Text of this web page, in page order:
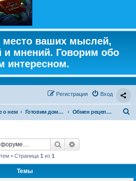
ваших мыслей,
мнений. Говорим обо
интересном.
Вход
Регистрация
о нем Готовим дома. Кулинарные рецепты Обмен рецептами
Поиск
• Страница 1 из 1
Темы